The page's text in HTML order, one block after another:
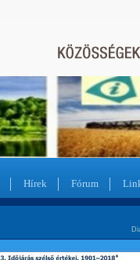
Hírek Fórum